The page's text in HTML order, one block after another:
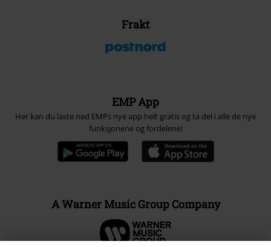
Frakt
EMP App
Her kan du laste ned EMPs nye app helt gratis og ta del i alle de nye
funksjonene og fordelene!
A Warner Music Group Company